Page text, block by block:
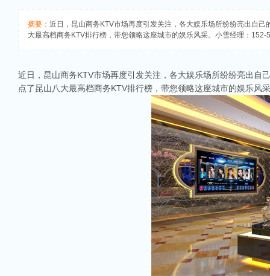
摘要： 近日，昆山商务KTV市场再度引发关注，各大娱乐场所纷纷亮出自
大最高档商务KTV排行榜，带您领略这座城市的娱乐风采。小雪经理：
近日，昆山商务KTV市场再度引发关注，各大娱乐场所纷纷亮出自
点了昆山八大最高档商务KTV排行榜，带您领略这座城市的娱乐风